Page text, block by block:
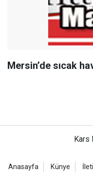
Mersin’de sıcak
Kars
Anasayfa Künye